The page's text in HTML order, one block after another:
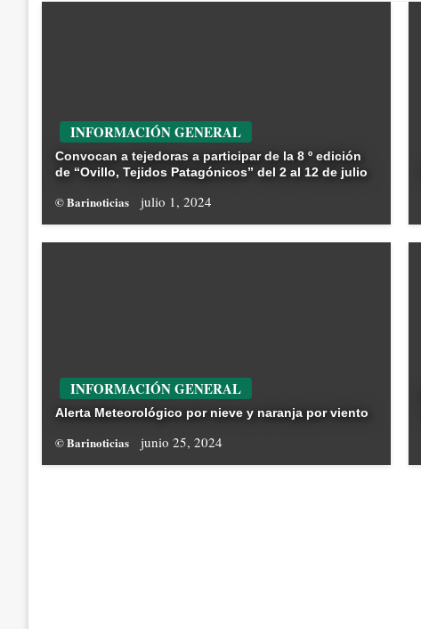
INFORMACIÓN GENERAL
Convocan a tejedoras a participar de la 8 º edición
de “Ovillo, Tejidos Patagónicos” del 2 al 12 de julio
© Barinoticias julio 1, 2024
INFORMACIÓN GENERAL
Alerta Meteorológico por nieve y naranja por viento
© Barinoticias junio 25, 2024